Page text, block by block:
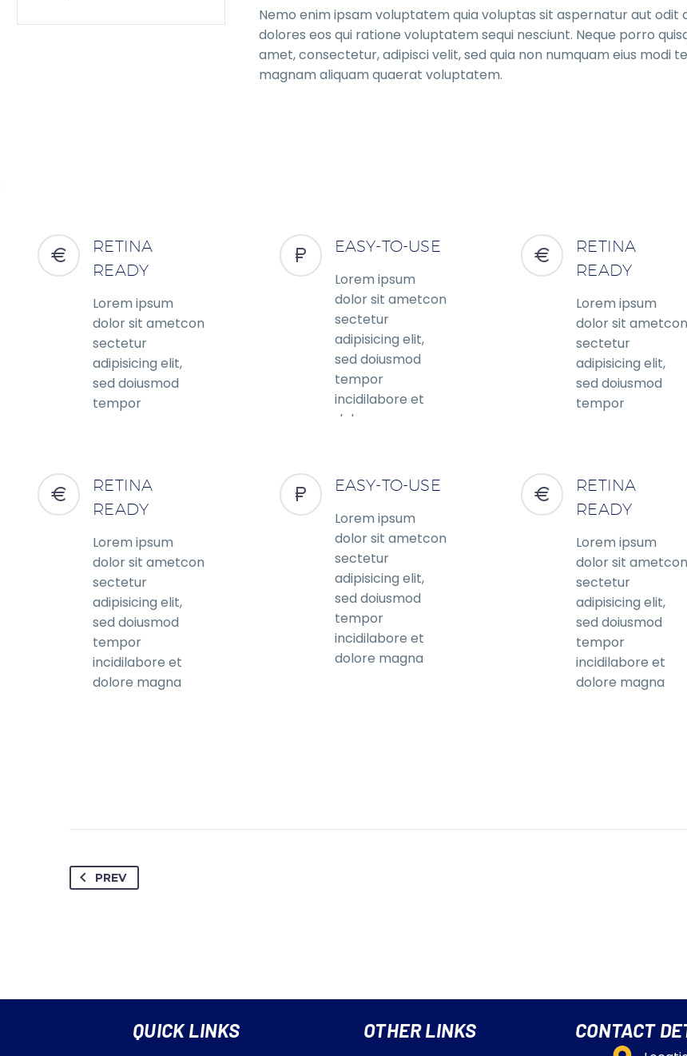
Nemo enim ipsam voluptatem quia voluptas sit aspernatur aut odit
dolores eos qui ratione voluptatem sequi nesciunt. Neque porro
amet, consectetur, adipisci velit, sed quia non numquam eius modi
magnam aliquam quaerat voluptatem.
RETINA
READY
Lorem ipsum
dolor sit ametcon
sectetur
adipisicing elit,
sed doiusmod
tempor
EASY-TO-USE
Lorem ipsum
dolor sit ametcon
sectetur
adipisicing elit,
sed doiusmod
tempor
incidilabore et
dolore magna
RETINA
READY
Lorem ipsum
dolor sit ametcon
sectetur
adipisicing elit,
sed doiusmod
tempor
RETINA
READY
Lorem ipsum
dolor sit ametcon
sectetur
adipisicing elit,
sed doiusmod
tempor
incidilabore et
dolore magna
EASY-TO-USE
Lorem ipsum
dolor sit ametcon
sectetur
adipisicing elit,
sed doiusmod
tempor
incidilabore et
dolore magna
RETINA
READY
Lorem ipsum
dolor sit ametcon
sectetur
adipisicing elit,
sed doiusmod
tempor
incidilabore et
dolore magna
PREV
QUICK LINKS OTHER LINKS CONTACT